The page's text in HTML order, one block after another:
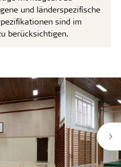
und länderspezifische
sind im
berücksichtigen.